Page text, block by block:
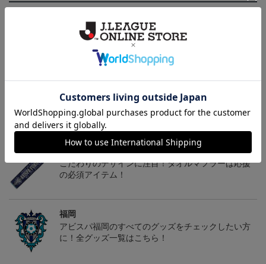
ギフト対応について
トピックス
こだわりのデザインに注目！タオルマフラーは応援
の必須アイテム！
福岡
アビスパ福岡のすべてのグッズをチェックしたい方
に！全グッズ一覧はこちら！